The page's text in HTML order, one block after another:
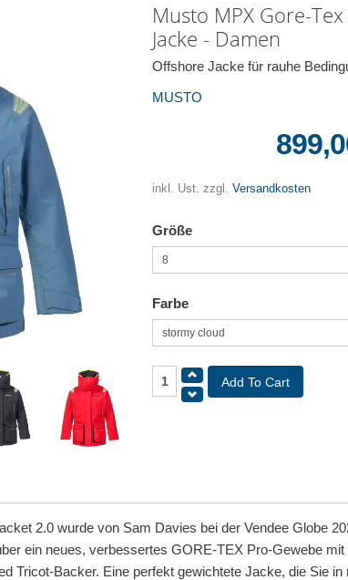
Musto MPX Gore-
Jacke - Damen
Offshore Jacke für rauhe
MUSTO
inkl. Ust. zzgl.Versandkosten
Größe
Farbe
2.0 wurde von Sam Davies bei der Vendee Globe
ein neues, verbessertes GORE-TEX Pro-Gewebe
Tricot-Backer. Eine perfekt gewichtete Jacke, die Sie in